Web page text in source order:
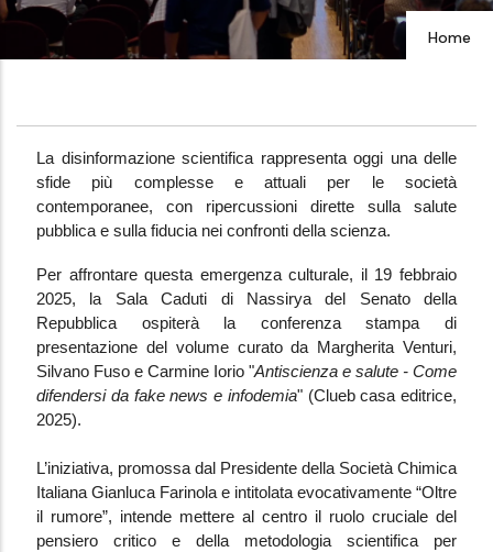
Home
La disinformazione scientifica rappresenta oggi una delle
sfide più complesse e attuali per le società
contemporanee, con ripercussioni dirette sulla salute
pubblica e sulla fiducia nei confronti della scienza.
Per affrontare questa emergenza culturale, il 19 febbraio
2025, la Sala Caduti di Nassirya del Senato della
Repubblica ospiterà la conferenza stampa di
presentazione del volume curato da Margherita Venturi,
Silvano Fuso e Carmine Iorio "Antiscienza e salute - Come
difendersi da fake news e infodemia" (Clueb casa editrice,
2025).
L’iniziativa, promossa dal Presidente della Società Chimica
Italiana Gianluca Farinola e intitolata evocativamente “Oltre
il rumore”, intende mettere al centro il ruolo cruciale del
pensiero critico e della metodologia scientifica per